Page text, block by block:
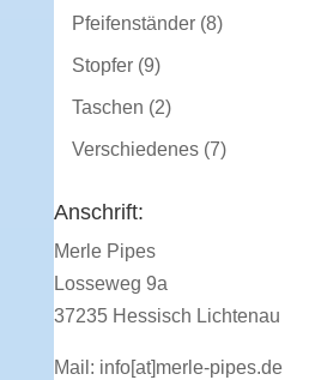
Produkte
Pfeifenständer 88
Stopfer 99
Produkte
Taschen 22
Produkte
Verschiedenes 77
Anschrift:
Merle Pipes
Losseweg 9a
37235 Hessisch Lichtenau
Mail: info[at]merle-pipes.de